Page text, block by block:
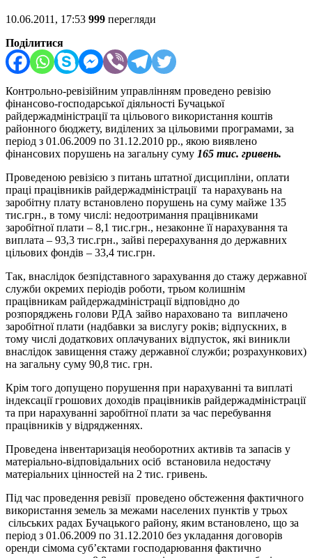
10.06.2011, 17:53 999 перегляди
Поділитися
Контрольно-ревізійним управлінням проведено ревізію
фінансово-господарської діяльності Бучацької
райдержадміністрації та цільового використання коштів
районного бюджету, виділених за цільовими програмами, за
період з 01.06.2009 по 31.12.2010 рр., якою виявлено
фінансових порушень на загальну суму 165 тис. гривень.
Проведеною ревізією з питань штатної дисципліни, оплати
праці працівників райдержадміністрації та нарахувань на
заробітну плату встановлено порушень на суму майже 135
тис.грн., в тому числі: недоотримання працівниками
заробітної плати – 8,1 тис.грн., незаконне її нарахування та
виплата – 93,3 тис.грн., зайві перерахування до державних
цільових фондів – 33,4 тис.грн.
Так, внаслідок безпідставного зарахування до стажу державної
служби окремих періодів роботи, трьом колишнім
працівникам райдержадміністрації відповідно до
розпоряджень голови РДА зайво нараховано та виплачено
заробітної плати (надбавки за вислугу років; відпускних, в
тому числі додаткових оплачуваних відпусток, які виникли
внаслідок завищення стажу державної служби; розрахункових)
на загальну суму 90,8 тис. грн.
Крім того допущено порушення при нарахуванні та виплаті
індексації грошових доходів працівників райдержадміністрації
та при нарахуванні заробітної плати за час перебування
працівників у відрядженнях.
Проведена інвентаризація необоротних активів та запасів у
матеріально-відповідальних осіб встановила недостачу
матеріальних цінностей на 2 тис. гривень.
Під час проведення ревізії проведено обстеження фактичного
використання земель за межами населених пунктів у трьох
сільських радах Бучацького району, яким встановлено, що за
період з 01.06.2009 по 31.12.2010 без укладання договорів
оренди сімома суб’єктами господарювання фактично